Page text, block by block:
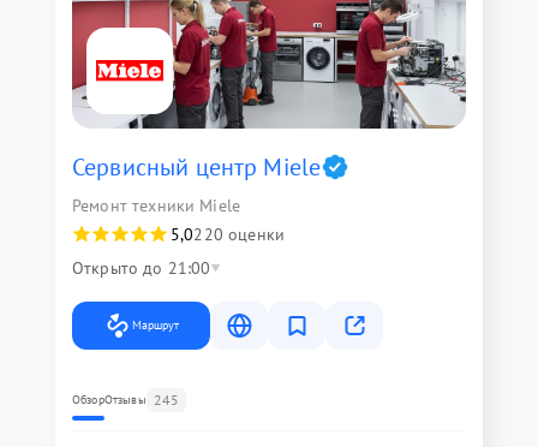
Сервисный центр Miele
Ремонт техники Miele
5,0220 оценки
Открыто до 21:00
Маршрут
ОбзорОтзывы 245